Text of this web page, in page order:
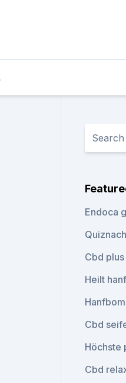
Endoca
Cbd
Heilt
Cbd
Höchste
Cbd